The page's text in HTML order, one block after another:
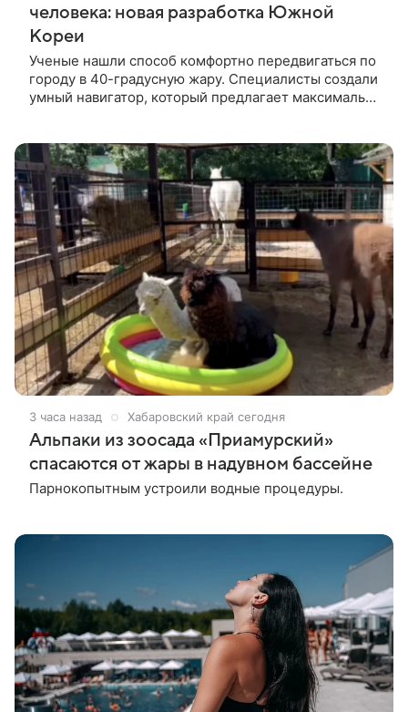
человека: новая разработка Южной
Кореи
Ученые нашли способ комфортно передвигаться по
городу в 40-градусную жару. Специалисты создали
умный навигатор, который предлагает максимально
3 часа назад Хабаровский край сегодня
Альпаки из зоосада «Приамурский»
спасаются от жары в надувном бассейне
Парнокопытным устроили водные процедуры.